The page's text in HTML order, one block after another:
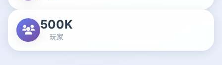
500K
玩家